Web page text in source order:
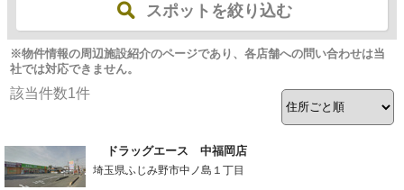
スポットを絞り込む
※物件情報の周辺施設紹介のページであり、各店舗への問い合わせは当
社では対応できません。
該当件数1件
ドラッグエース 中福岡店
埼玉県ふじみ野市中ノ島１丁目